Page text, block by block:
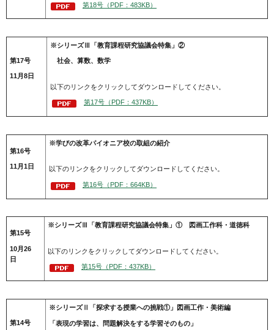
第18号（PDF：483KB）
第17号
11月8日
※シリーズⅢ「教育課程研究協議会特集」②
社会、算数、数学
以下のリンクをクリックしてダウンロードしてください。
第17号（PDF：437KB）
第16号
11月1日
※学びの改革パイオニア校の取組の紹介
以下のリンクをクリックしてダウンロードしてください。
第16号（PDF：664KB）
第15号
10月26
日
※シリーズⅢ「教育課程研究協議会特集」① 図画工作科・道徳科
以下のリンクをクリックしてダウンロードしてください。
第15号（PDF：437KB）
第14号
※シリーズⅡ「探求する授業への挑戦①」図画工作・美術編
「表現の学習は、問題解決をする学習そのもの」